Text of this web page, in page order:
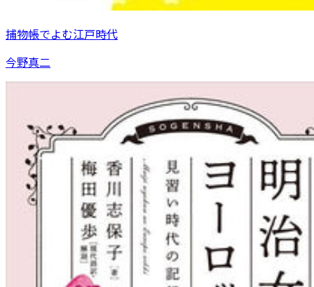
捕物帳でよむ江戸時代
今野真二